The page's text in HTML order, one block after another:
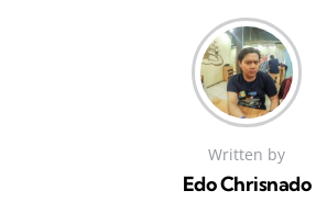
Written by
Edo Chrisnado